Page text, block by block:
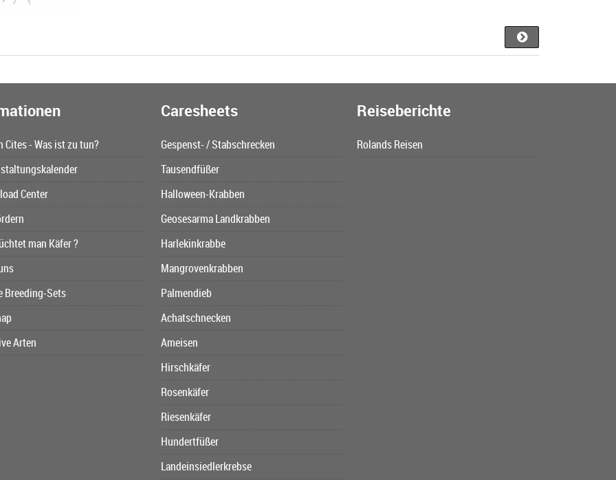
Cites - Was ist zu tun?
Center
man Käfer ?
Breeding-Sets
Arten
Caresheets
Gespenst- / Stabschrecken
Tausendfüßer
Halloween-Krabben
Geosesarma Landkrabben
Harlekinkrabbe
Mangrovenkrabben
Palmendieb
Achatschnecken
Ameisen
Hirschkäfer
Rosenkäfer
Riesenkäfer
Hundertfüßer
Landeinsiedlerkrebse
Reiseberichte
Rolands Reisen